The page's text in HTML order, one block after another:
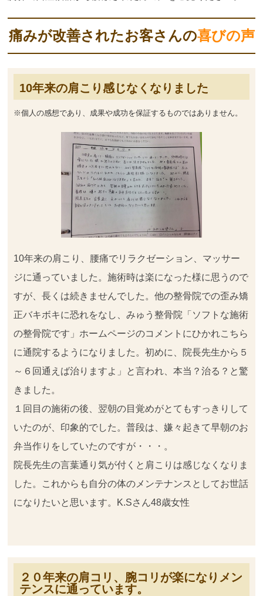
痛みが改善されたお客さんの喜びの声
10年来の肩こり感じなくなりました
※個人の感想であり、成果や成功を保証するものではありません。
10年来の肩こり、腰痛でリラクゼーション、マッサー
ジに通っていました。施術時は楽になった様に思うので
すが、長くは続きませんでした。他の整骨院での歪み矯
正バキボキに恐れをなし、みゅう整骨院「ソフトな施術
の整骨院です」ホームページのコメントにひかれこちら
に通院するようになりました。初めに、院長先生から５
～６回通えば治りますよ」と言われ、本当？治る？と驚
きました。
１回目の施術の後、翌朝の目覚めがとてもすっきりして
いたのが、印象的でした。普段は、嫌々起きて早朝のお
弁当作りをしていたのですが・・・。
院長先生の言葉通り気が付くと肩こりは感じなくなりま
した。これからも自分の体のメンテナンスとしてお世話
になりたいと思います。K.Sさん48歳女性
２０年来の肩コリ、腕コリが楽になりメン
テンスに通っています。